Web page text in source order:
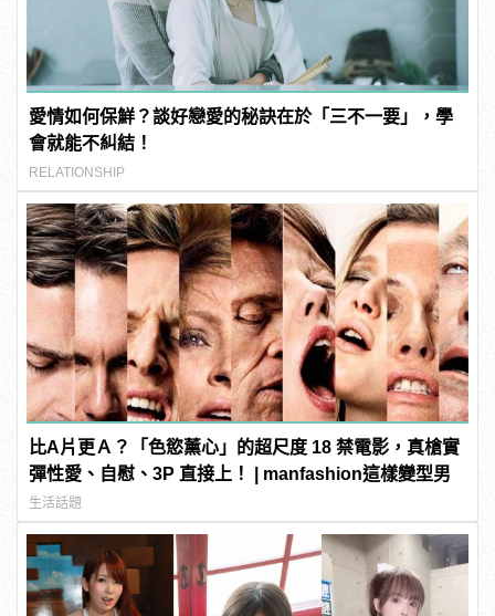
愛情如何保鮮？談好戀愛的秘訣在於「三不一要」，學
會就能不糾結！
RELATIONSHIP
比A片更Ａ？「色慾薰心」的超尺度 18 禁電影，真槍實
彈性愛、自慰、3P 直接上！ | manfashion這樣變型男
生活話題